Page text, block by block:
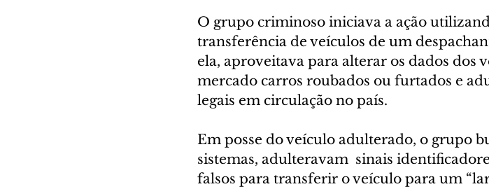
O grupo criminoso iniciava a ação
transferência de veículos de um
ela, aproveitava para alterar os dados dos
mercado carros roubados ou furtados e
legais em circulação no país.
Em posse do veículo adulterado, o grupo
sistemas, adulteravam  sinais
falsos para transferir o veículo para um